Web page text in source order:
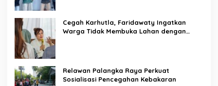
Cegah Karhutla, Faridawaty Ingatkan
Warga Tidak Membuka Lahan dengan
Relawan Palangka Raya Perkuat
Sosialisasi Pencegahan Kebakaran